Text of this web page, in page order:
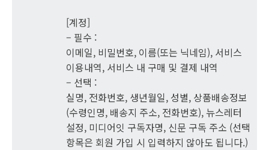
[계정]
– 필수 :
이메일, 비밀번호, 이름(또는 닉네임), 서비스
이용내역, 서비스 내 구매 및 결제 내역
– 선택 :
실명, 전화번호, 생년월일, 성별, 상품배송정보
(수령인명, 배송지 주소, 전화번호), 뉴스레터
설정, 미디어잇 구독자명, 신문 구독 주소 (선택
항목은 회원 가입 시 입력하지 않아도 됩니다.)